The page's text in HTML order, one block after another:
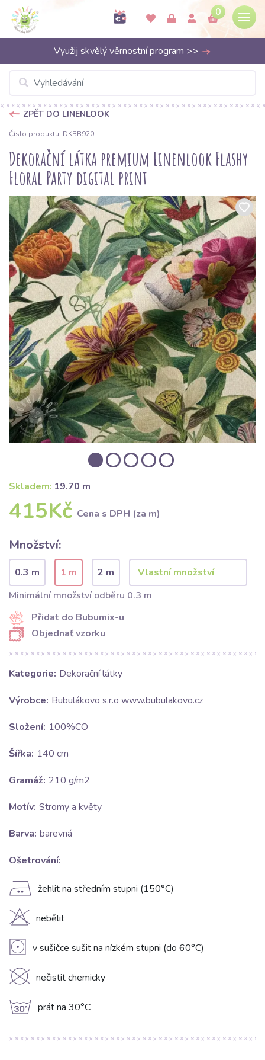
0
Využij skvělý věrnostní program >>
ZPĚT DO LINENLOOK
Číslo produktu: DKBB920
Dekorační látka premium Linenlook Flashy
Floral Party digital print
Skladem: 19.70 m
415Kč Cena s DPH (za m)
Množství:
0.3 m 1 m
2 m
Minimální množství odběru 0.3 m
Přidat do Bubumix-u
Objednať vzorku
Kategorie: Dekorační látky
Výrobce: Bubulákovo s.r.o www.bubulakovo.cz
Složení: 100%CO
Šířka: 140 cm
Gramáž: 210 g/m2
Motív: Stromy a květy
Barva: barevná
Ošetrování:
E žehlit na středním stupni (150°C)
H nebělit
V v sušičce sušit na nízkém stupni (do 60°C)
K nečistit chemicky
g prát na 30°C